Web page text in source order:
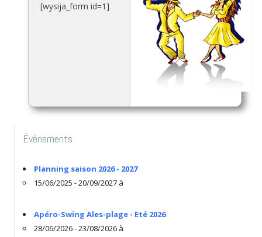
[wysija_form id=1]
Événements
Planning saison 2026 - 2027
15/06/2025 - 20/09/2027 à
Apéro-Swing Ales-plage - Eté 2026
28/06/2026 - 23/08/2026 à